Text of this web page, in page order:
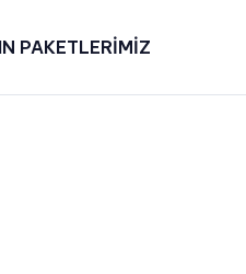
PAKETLERİMİZ